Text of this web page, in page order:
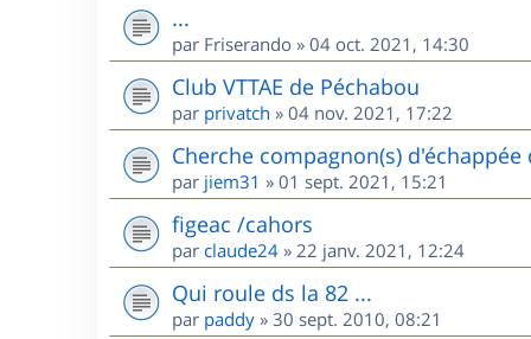
...
par Friserando » 04 oct. 2021, 14:30
Club VTTAE de Péchabou
par privatch » 04 nov. 2021, 17:22
Cherche compagnon(s)
par jiem31 » 01 sept. 2021, 15:21
figeac /cahors
par claude24 » 22 janv. 2021, 12:24
Qui roule ds la 82 ...
par paddy » 30 sept. 2010, 08:21